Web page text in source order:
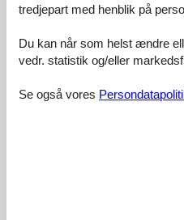
Værdi for pengene:
8 eksterne
Faciliteter: 5 Rengøring:
tredjepart med henblik på
Du kan når som helst ændre
vedr. statistik og/eller
Se også vores